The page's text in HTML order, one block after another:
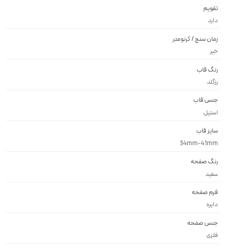
تقویم
دارد
زمان سنج / کرنومتر
خیر
رنگ قاب
رزگلد
جنس قاب
استيل
سایز قاب
34mm-41mm
رنگ صفحه
سفيد
فرم صفحه
دايره
جنس صفحه
فلزى